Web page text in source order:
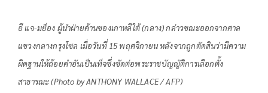
อี แจ-มย็อง ผู้นำฝ่ายค้านของเกาหลีใต้ (กลาง) กล่าวขณะออกจากศาล
แขวงกลางกรุงโซล เมื่อวันที่ 15 พฤศจิกายน หลังจากถูกตัดสินว่ามีความ
ผิดฐานให้ถ้อยคำอันเป็นเท็จซึ่งขัดต่อพระราชบัญญัติการเลือกตั้ง
สาธารณะ (Photo by ANTHONY WALLACE / AFP)